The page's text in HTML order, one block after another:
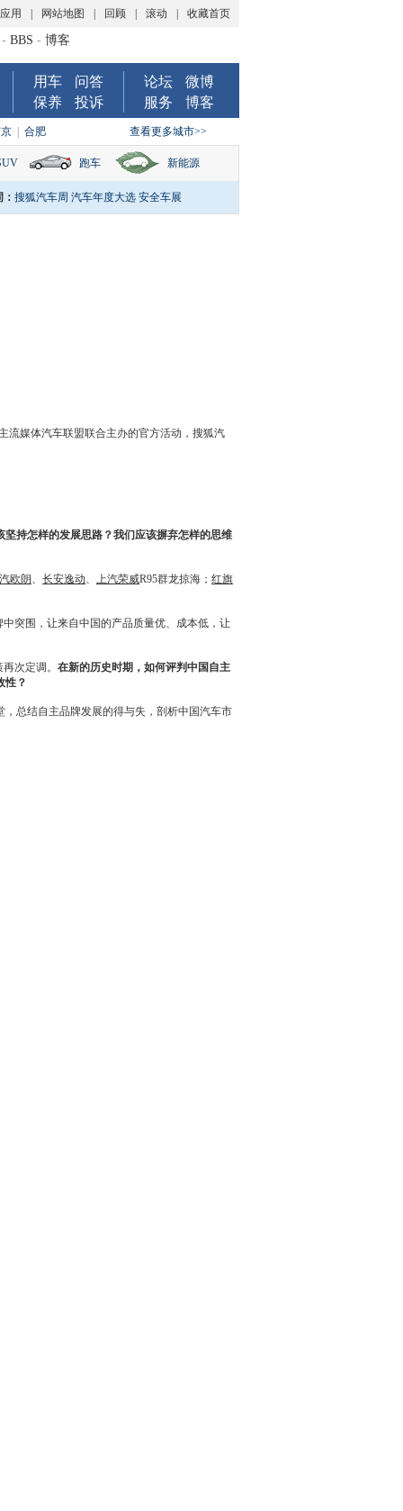
用 网站地图 回顾 滚动 收藏首页
BBS - 博客
用车
问答
保养
投诉
论坛
微博
服务
博客
查看更多城市>>
合肥
跑车 新能源
搜狐汽车周 汽车年度大选 安全车展
流媒体汽车联盟联合主办的官方活动，搜狐汽
持怎样的发展思路？我们应该摒弃怎样的思维
欧朗、 长安逸动、 上汽荣威R95群龙掠海； 红旗
突围，让来自中国的产品质量优、成本低，让
次定调。 在新的历史时期，如何评判中国自主
性？
总结自主品牌发展的得与失，剖析中国汽车市